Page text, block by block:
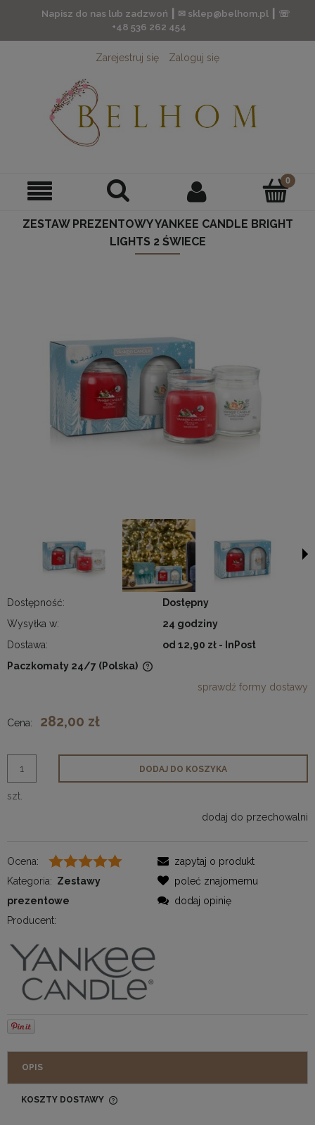
Napisz do nas lub zadzwoń ┃ ✉ sklep@belhom.pl ┃ ☏
+48 536 262 454
Zarejestruj się Zaloguj się
ZESTAW PREZENTOWY YANKEE CANDLE BRIGHT
LIGHTS 2 ŚWIECE
Dostępność:
Dostępny
Wysyłka w:
24 godziny
Dostawa:
od 12,90 zł - InPost
Paczkomaty 24/7 (Polska)
sprawdź formy dostawy
Cena: 282,00 zł
szt.
DODAJ DO KOSZYKA
dodaj do przechowalni
Ocena:
Kategoria: Zestawy
prezentowe
Producent:
zapytaj o produkt
poleć znajomemu
dodaj opinię
OPIS
KOSZTY DOSTAWY